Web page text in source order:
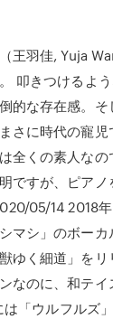
王羽佳, Yuja
叩きつけるよ
的な存在感。
さに時代の寵
全くの素人な
ですが、ピアノ
05/14 2018
マシ」のボー
ゆく細道」をリ
なのに、和テ
「ウルフルズ